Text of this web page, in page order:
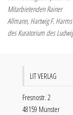
Mitarbietenden Rainer
Allmann, Hartwig F.
des Kuratorium des
LIT VERLAG
Fresnostr. 2
48159 Münster